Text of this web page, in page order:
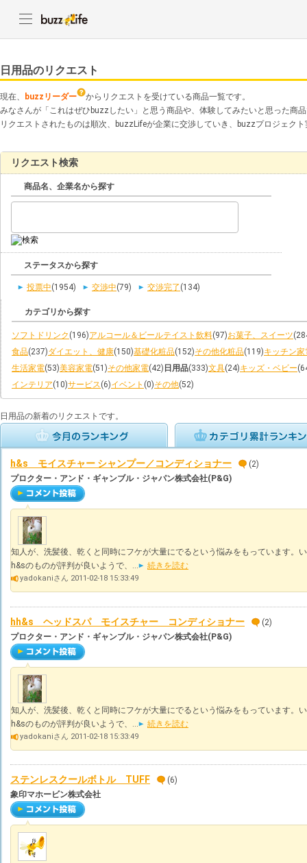
日用品のリクエスト
現在、 buzzリーダー
からリクエストを受けている商品一覧です。
みなさんが「これはぜひbuzzしたい」と思う商品や、体験してみたいと思った商
リクエストされたものは順次、buzzLifeが企業に交渉していき、buzzプロジェク
リクエスト検索
商品名、企業名から探す
ステータスから探す
投票中(1954) 交渉中(79) 交渉完了 (134)
カテゴリから探す
ソフトドリンク (196)アルコール＆ビールテイスト飲料(97)お菓子、スイーツ
食品(237)ダイエット、健康(150)基礎化粧品(152)その他化粧品(119)キッチン家
生活家電(53)美容家電(51)その他家電(42) 日用品(333)文具(24)キッズ・ベビー
インテリア(10)サービス(6)イベント (0)その他(52)
日用品の新着のリクエストです。
h&s モイスチャー シャンプー／コンディショナー
(2)
プロクター・アンド・ギャンブル・ジャパン株式会社(P&G)
知人が、洗髪後、乾くと同時にフケが大量にでるという悩みをもっています。
h&sのものが評判が良いようで、...
続きを読む
yadokaniさん 2011-02-18 15:33:49
hh&s ヘッドスパ モイスチャー コンディショナー
(2)
プロクター・アンド・ギャンブル・ジャパン株式会社(P&G)
知人が、洗髪後、乾くと同時にフケが大量にでるという悩みをもっています。
h&sのものが評判が良いようで、...
続きを読む
yadokaniさん 2011-02-18 15:33:49
ステンレスクールボトル TUFF
(6)
象印マホービン株式会社